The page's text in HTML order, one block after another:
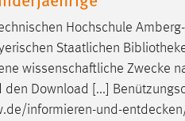
Hochschule
Staatlichen
wissenschaftliche Zwecke
Download [...]
informieren-und-